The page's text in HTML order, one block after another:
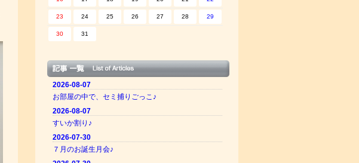
23 24 25 26 27 28 29
30 31